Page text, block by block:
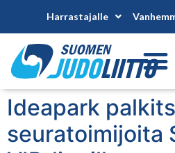
Harrastajalle
Ideapark
seuratoimijoita